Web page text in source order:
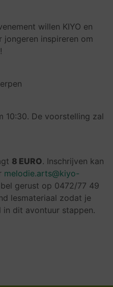
willen KIYO en
jongeren inspireren om
10:30. De voorstelling zal
8 EURO. Inschrijven kan
melodie.arts@kiyo-
gerust op 0472/77 49
lesmateriaal zodat je
dit avontuur stappen.